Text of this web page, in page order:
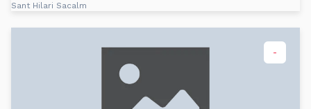
Sant Hilari Sacalm
-